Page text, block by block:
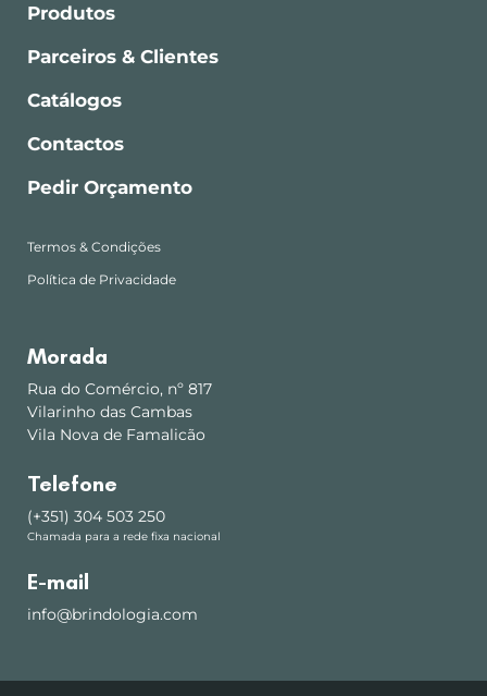
Produtos
Parceiros & Clientes
Catálogos
Contactos
Pedir Orçamento
Termos & Condições
Política de Privacidade
Morada
Rua do Comércio, nº 817
Vilarinho das Cambas
Vila Nova de Famalicão
Telefone
(+351) 304 503 250
Chamada para a rede fixa nacional
E-mail
info@brindologia.com